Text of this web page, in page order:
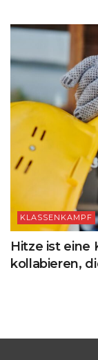
KLASSENKAMPF
Hitze ist eine
kollabieren,